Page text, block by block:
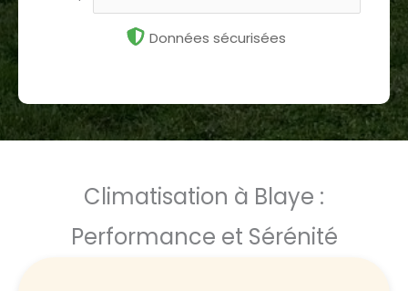
Données sécurisées
Climatisation à Blaye :
Performance et Sérénité